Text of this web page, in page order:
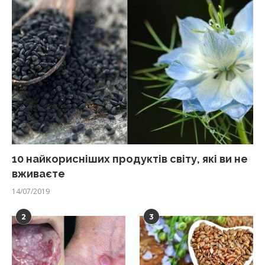
10 найкорисніших продуктів світу, які ви не
вживаєте
14/07/2019
2 3